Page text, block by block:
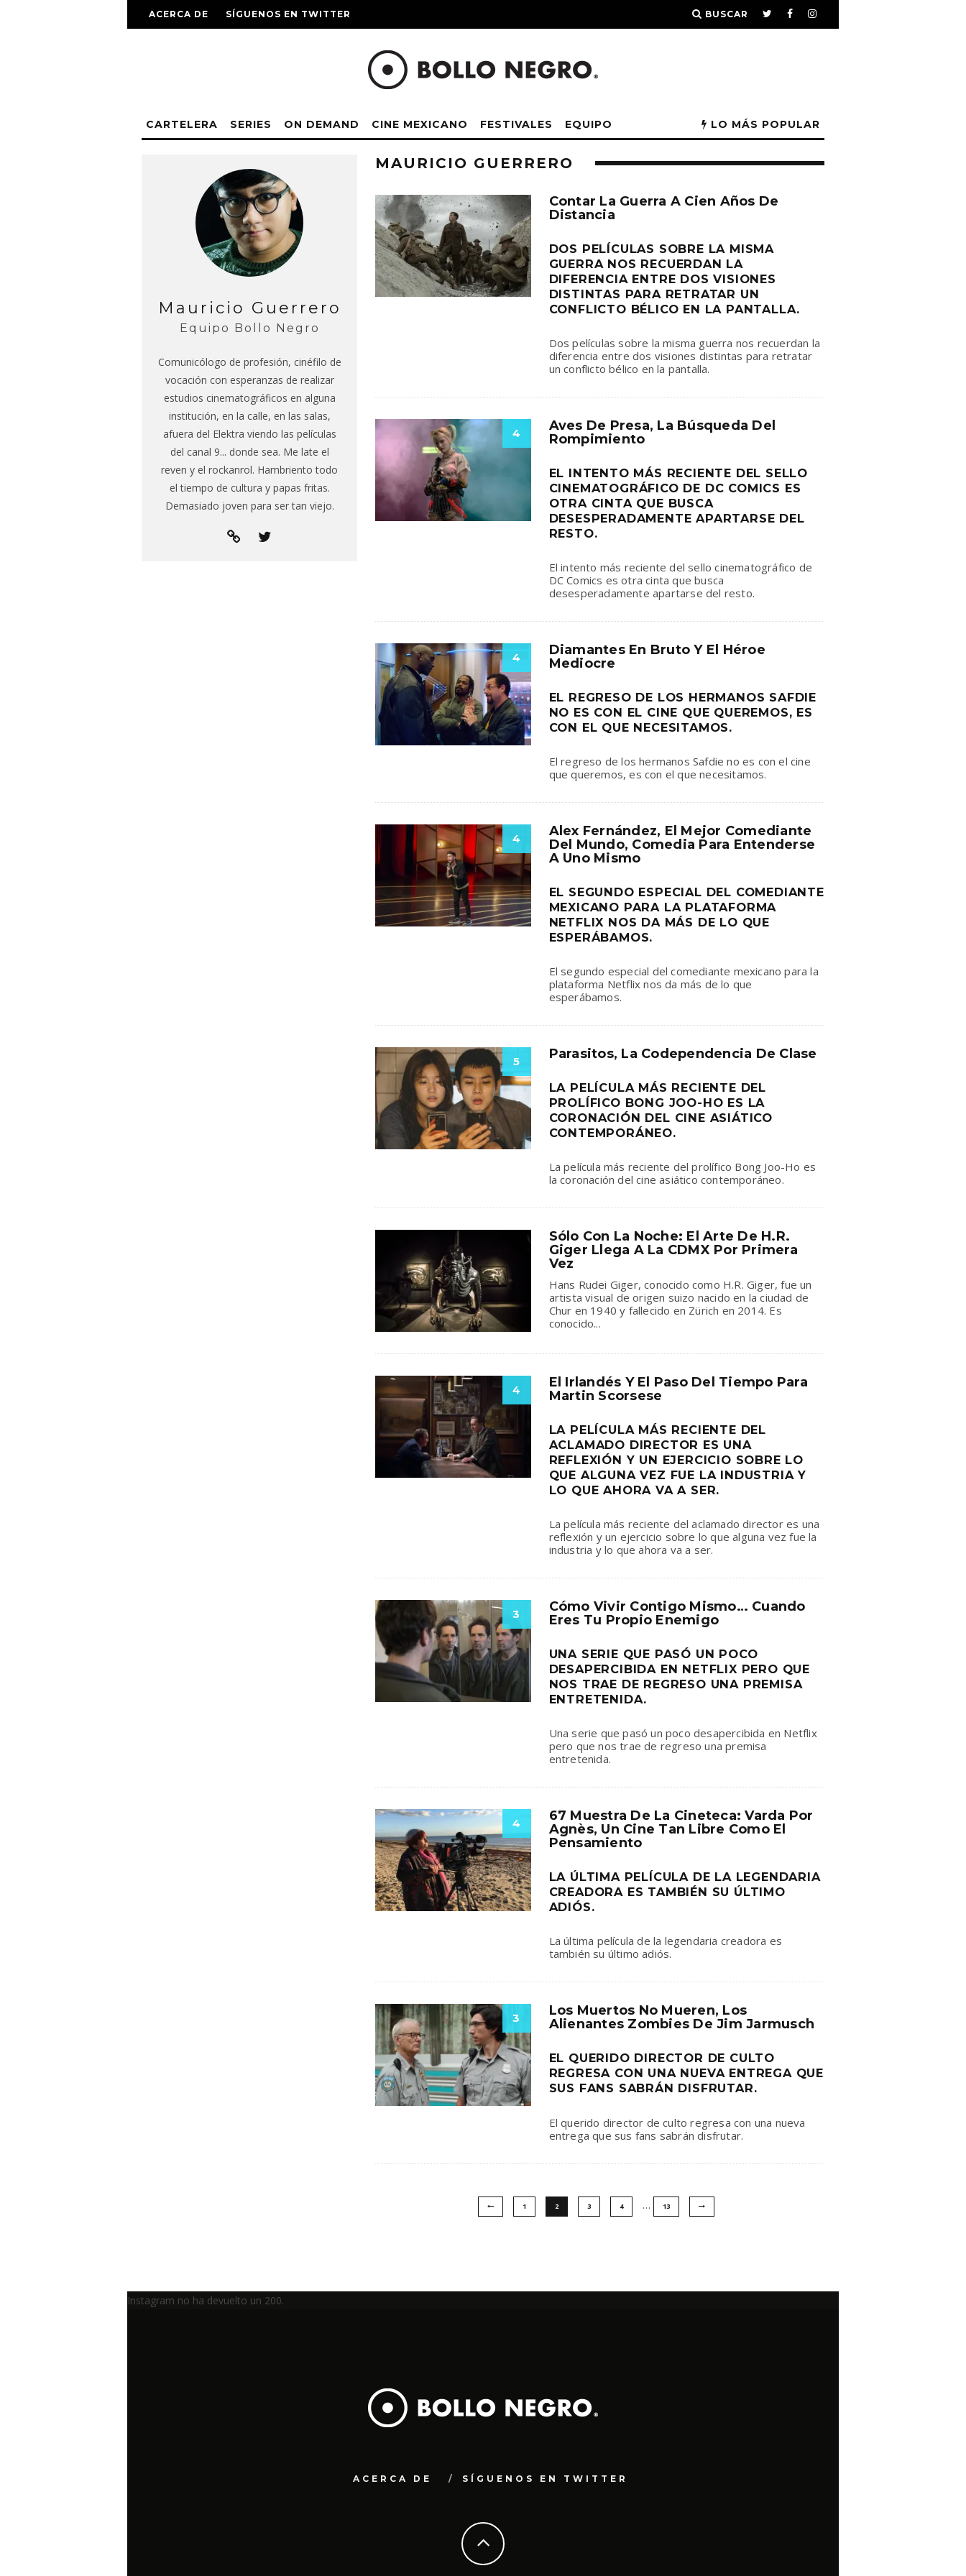
ACERCA DE SÍGUENOS EN TWITTER BUSCAR
CARTELERA SERIES ON DEMAND CINE MEXICANO FESTIVALES EQUIPO LO MÁS POPULAR
MAURICIO GUERRERO
Contar La Guerra A Cien Años De
Distancia
DOS PELÍCULAS SOBRE LA MISMA
GUERRA NOS RECUERDAN LA
DIFERENCIA ENTRE DOS VISIONES
DISTINTAS PARA RETRATAR UN
CONFLICTO BÉLICO EN LA PANTALLA.
Dos películas sobre la misma guerra nos recuerdan la
diferencia entre dos visiones distintas para retratar
un conflicto bélico en la pantalla.
4
Aves De Presa, La Búsqueda Del
Rompimiento
EL INTENTO MÁS RECIENTE DEL SELLO
CINEMATOGRÁFICO DE DC COMICS ES
OTRA CINTA QUE BUSCA
DESESPERADAMENTE APARTARSE DEL
RESTO.
El intento más reciente del sello cinematográfico de
DC Comics es otra cinta que busca
desesperadamente apartarse del resto.
4
Diamantes En Bruto Y El Héroe
Mediocre
EL REGRESO DE LOS HERMANOS SAFDIE
NO ES CON EL CINE QUE QUEREMOS, ES
CON EL QUE NECESITAMOS.
El regreso de los hermanos Safdie no es con el cine
que queremos, es con el que necesitamos.
4
Alex Fernández, El Mejor Comediante
Del Mundo, Comedia Para Entenderse
A Uno Mismo
EL SEGUNDO ESPECIAL DEL COMEDIANTE
MEXICANO PARA LA PLATAFORMA
NETFLIX NOS DA MÁS DE LO QUE
ESPERÁBAMOS.
El segundo especial del comediante mexicano para la
plataforma Netflix nos da más de lo que
esperábamos.
5 Parasitos, La Codependencia De Clase
LA PELÍCULA MÁS RECIENTE DEL
PROLÍFICO BONG JOO-HO ES LA
CORONACIÓN DEL CINE ASIÁTICO
CONTEMPORÁNEO.
La película más reciente del prolífico Bong Joo-Ho es
la coronación del cine asiático contemporáneo.
Sólo Con La Noche: El Arte De H.R.
Giger Llega A La CDMX Por Primera
Vez
Hans Rudei Giger, conocido como H.R. Giger, fue un
artista visual de origen suizo nacido en la ciudad de
Chur en 1940 y fallecido en Zürich en 2014. Es
conocido...
4
El Irlandés Y El Paso Del Tiempo Para
Martin Scorsese
LA PELÍCULA MÁS RECIENTE DEL
ACLAMADO DIRECTOR ES UNA
REFLEXIÓN Y UN EJERCICIO SOBRE LO
QUE ALGUNA VEZ FUE LA INDUSTRIA Y
LO QUE AHORA VA A SER.
La película más reciente del aclamado director es una
reflexión y un ejercicio sobre lo que alguna vez fue la
industria y lo que ahora va a ser.
3
Cómo Vivir Contigo Mismo… Cuando
Eres Tu Propio Enemigo
UNA SERIE QUE PASÓ UN POCO
DESAPERCIBIDA EN NETFLIX PERO QUE
NOS TRAE DE REGRESO UNA PREMISA
ENTRETENIDA.
Una serie que pasó un poco desapercibida en Netflix
pero que nos trae de regreso una premisa
entretenida.
4
67 Muestra De La Cineteca: Varda Por
Agnès, Un Cine Tan Libre Como El
Pensamiento
LA ÚLTIMA PELÍCULA DE LA LEGENDARIA
CREADORA ES TAMBIÉN SU ÚLTIMO
ADIÓS.
La última película de la legendaria creadora es
también su último adiós.
3
Los Muertos No Mueren, Los
Alienantes Zombies De Jim Jarmusch
EL QUERIDO DIRECTOR DE CULTO
REGRESA CON UNA NUEVA ENTREGA QUE
SUS FANS SABRÁN DISFRUTAR.
El querido director de culto regresa con una nueva
entrega que sus fans sabrán disfrutar.
1 2 3 4 … 13
Mauricio Guerrero
Equipo Bollo Negro
Comunicólogo de profesión, cinéfilo de
vocación con esperanzas de realizar
estudios cinematográficos en alguna
institución, en la calle, en las salas,
afuera del Elektra viendo las películas
del canal 9... donde sea. Me late el
reven y el rockanrol. Hambriento todo
el tiempo de cultura y papas fritas.
Demasiado joven para ser tan viejo.
Instagram no ha devuelto un 200.
ACERCA DE SÍGUENOS EN TWITTER